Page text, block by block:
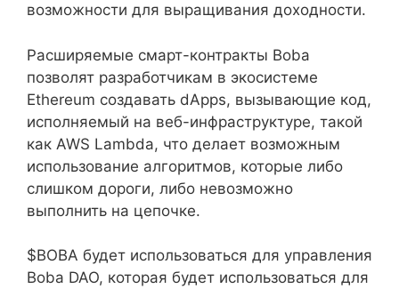
возможности для выращивания доходности.
Расширяемые смарт-контракты Boba
позволят разработчикам в экосистеме
Ethereum создавать dApps, вызывающие код,
исполняемый на веб-инфраструктуре, такой
как AWS Lambda, что делает возможным
использование алгоритмов, которые либо
слишком дороги, либо невозможно
выполнить на цепочке.
$BOBA будет использоваться для управления
Boba DAO, которая будет использоваться для